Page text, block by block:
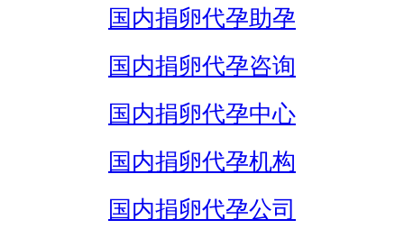
国内捐卵代孕助孕
国内捐卵代孕咨询
国内捐卵代孕中心
国内捐卵代孕机构
国内捐卵代孕公司